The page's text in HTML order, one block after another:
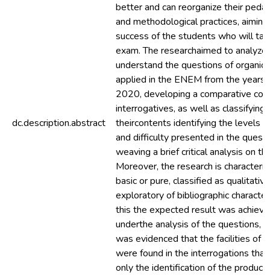
dc.description.abstract
better and can reorganize their
and methodological practices,
success of the students who will
exam. The researchaimed to
understand the questions of organic
applied in the ENEM from the
2020, developing a comparative
interrogatives, as well as classifying
theircontents identifying the levels
and difficulty presented in the
weaving a brief critical analysis on
Moreover, the research is
basic or pure, classified as
exploratory of bibliographic
this the expected result was
underthe analysis of the questions,
was evidenced that the facilities of
were found in the interrogations
only the identification of the product